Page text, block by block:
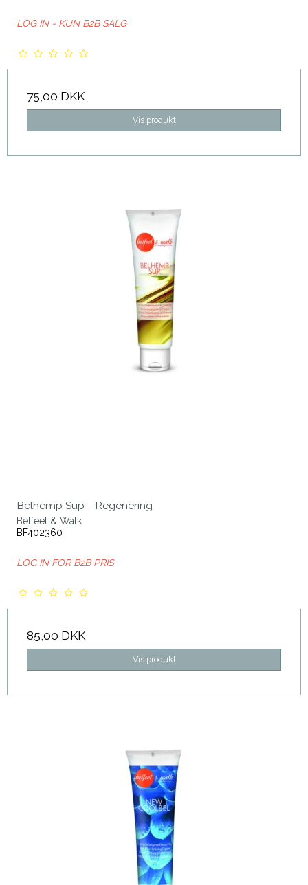
LOG IN - KUN B2B SALG
75,00 DKK
Vis produkt
Belhemp Sup - Regenering
Belfeet & Walk
BF402360
LOG IN FOR B2B PRIS
85,00 DKK
Vis produkt